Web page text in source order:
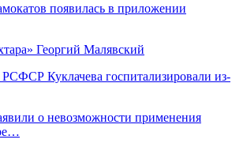
появилась в приложении
Георгий Малявский
РСФСР Куклачева госпитализировали из-
о невозможности применения